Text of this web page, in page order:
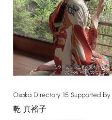
Osaka Directory 15 Supported by
乾 真裕子